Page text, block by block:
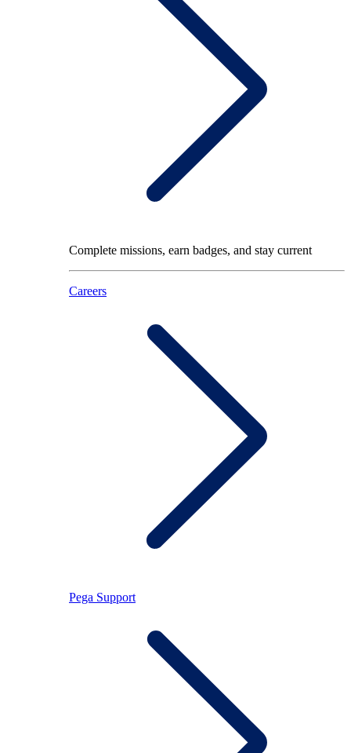
Complete missions, earn badges, and stay current
Careers
Pega Support